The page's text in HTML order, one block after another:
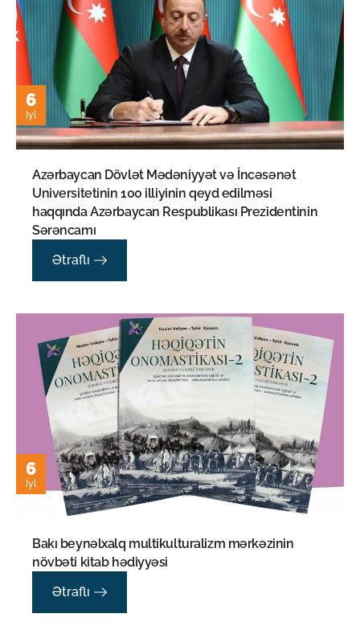
6
İyl
Azərbaycan Dövlət Mədəniyyət və İncəsənət
Universitetinin 100 illiyinin qeyd edilməsi
haqqında Azərbaycan Respublikası Prezidentinin
Sərəncamı
Ətraflı
6
İyl
Bakı beynəlxalq multikulturalizm mərkəzinin
növbəti kitab hədiyyəsi
Ətraflı